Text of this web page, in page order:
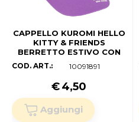
CAPPELLO KUROMI HELLO
KITTY & FRIENDS
BERRETTO ESTIVO CON
VISIERA BAMBINA 53 CM -
0485
COD. ART.: 10091891
€4,50